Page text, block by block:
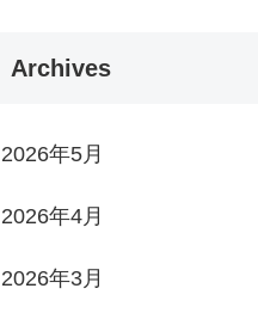
Archives
2026年5月
2026年4月
2026年3月